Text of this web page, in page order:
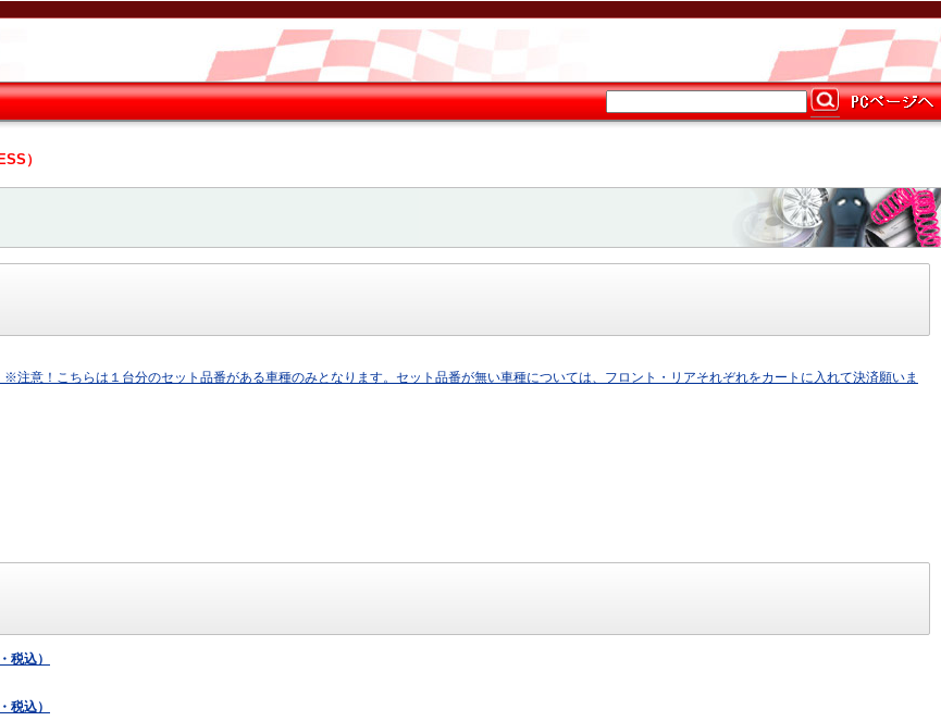
）
意！こちらは１台分のセット品番がある車種のみとなります。セット品番が無い車種については、フロント・リアそれぞれをカートに入れて決済願いま
税込）
税込）